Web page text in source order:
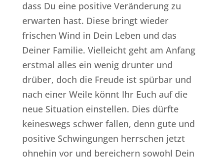
dass Du eine positive Veränderung zu
erwarten hast. Diese bringt wieder
frischen Wind in Dein Leben und das
Deiner Familie. Vielleicht geht am Anfang
erstmal alles ein wenig drunter und
drüber, doch die Freude ist spürbar und
nach einer Weile könnt Ihr Euch auf die
neue Situation einstellen. Dies dürfte
keineswegs schwer fallen, denn gute und
positive Schwingungen herrschen jetzt
ohnehin vor und bereichern sowohl Dein